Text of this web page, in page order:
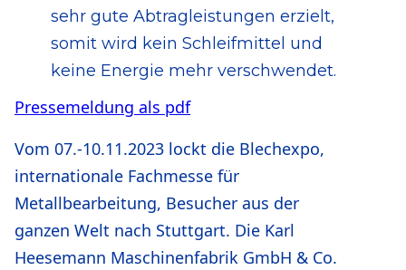
sehr gute Abtragleistungen erzielt,
somit wird kein Schleifmittel und
keine Energie mehr verschwendet.
Pressemeldung als pdf
Vom 07.-10.11.2023 lockt die Blechexpo,
internationale Fachmesse für
Metallbearbeitung, Besucher aus der
ganzen Welt nach Stuttgart. Die Karl
Heesemann Maschinenfabrik GmbH & Co.